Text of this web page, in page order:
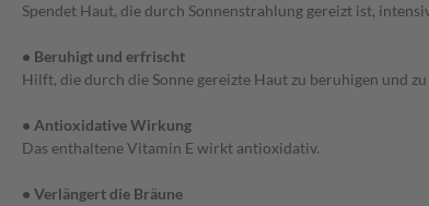
Spendet Haut, die durch Sonnenstrahlung gereizt ist,
• Beruhigt und erfrischt
Hilft, die durch die Sonne gereizte Haut zu beruhigen und
• Antioxidative Wirkung
Das enthaltene Vitamin E wirkt antioxidativ.
• Verlängert die Bräune